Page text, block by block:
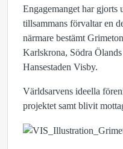
Engagemanget har gjorts
tillsammans förvaltar en
närmare bestämt
Karlskrona, Södra
Hansestaden Visby.
Världsarvens ideella
projektet samt blivit